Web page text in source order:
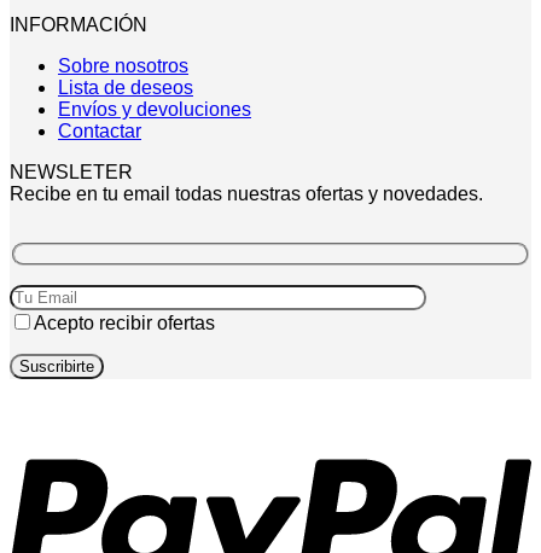
INFORMACIÓN
Sobre nosotros
Lista de deseos
Envíos y devoluciones
Contactar
NEWSLETER
Recibe en tu email todas nuestras ofertas y novedades.
Acepto recibir ofertas